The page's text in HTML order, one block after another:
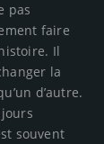
pas
faire
Il
la
d’autre.
souvent